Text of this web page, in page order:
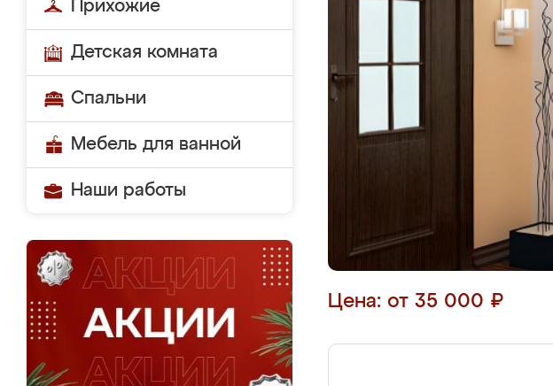
Прихожие
Детская комната
Спальни
Мебель для ванной
Наши работы
Цена: от 35 000 ₽